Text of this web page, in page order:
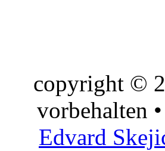
copyright ©
vorbehalten
Edvard